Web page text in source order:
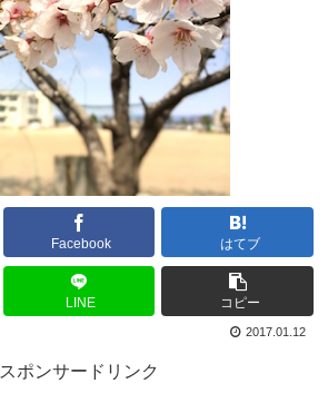
Facebook はてブ
LINE コピー
2017.01.12
スポンサードリンク